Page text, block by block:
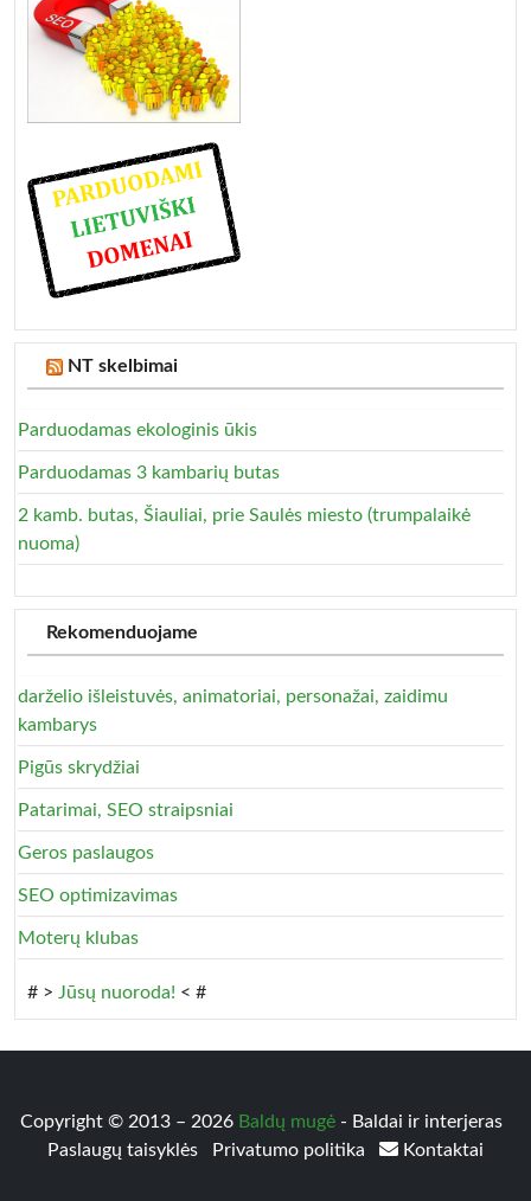
NT skelbimai
Parduodamas ekologinis ūkis
Parduodamas 3 kambarių butas
2 kamb. butas, Šiauliai, prie Saulės miesto (trumpalaikė
nuoma)
Rekomenduojame
darželio išleistuvės, animatoriai, personažai, zaidimu
kambarys
Pigūs skrydžiai
Patarimai, SEO straipsniai
Geros paslaugos
SEO optimizavimas
Moterų klubas
# > Jūsų nuoroda! < #
Copyright © 2013 – 2026 Baldų mugė - Baldai ir interjeras
Paslaugų taisyklės
Privatumo politika Kontaktai